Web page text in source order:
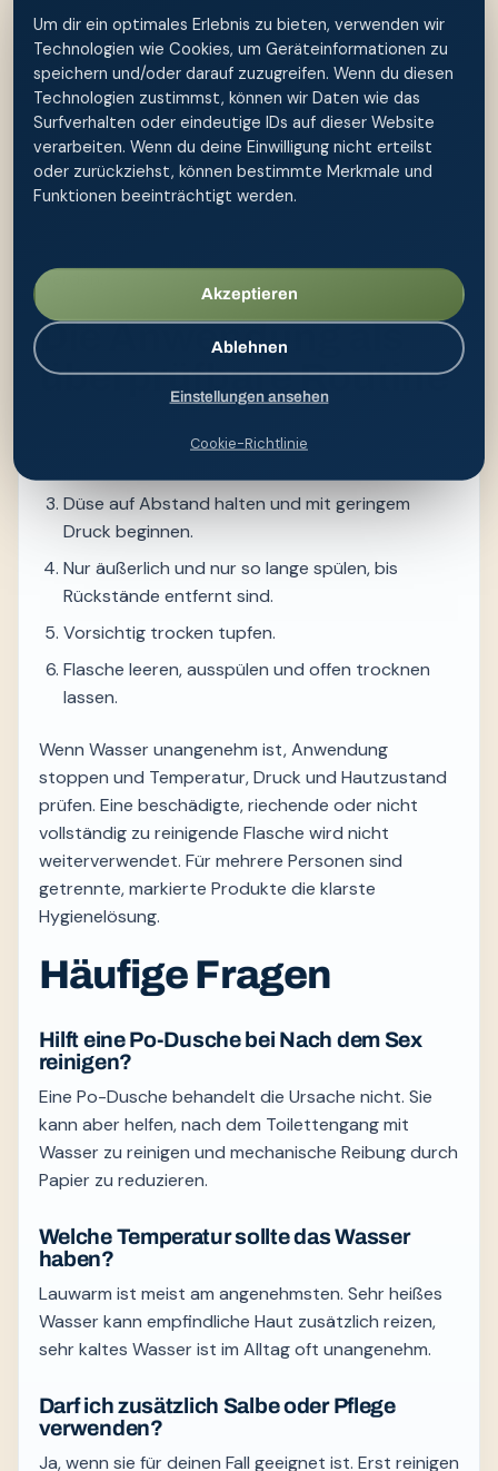
Um dir ein optimales Erlebnis zu bieten, verwenden wir
Technologien wie Cookies, um Geräteinformationen zu
speichern und/oder darauf zuzugreifen. Wenn du diesen
Technologien zustimmst, können wir Daten wie das
Surfverhalten oder eindeutige IDs auf dieser Website
verarbeiten. Wenn du deine Einwilligung nicht erteilst
oder zurückziehst, können bestimmte Merkmale und
Funktionen beeinträchtigt werden.
Akzeptieren
Ablehnen
Einstellungen ansehen
Cookie-Richtlinie
Eine Po-Dusche ist für die äußere Reinigung
gedacht. Sie ersetzt weder eine Diagnose noch
Medikamente oder Wundversorgung. Wer neue
Beschwerden bemerkt, sollte nicht mehrere
Hausmittel parallel testen, sondern Verlauf,
Auslöser und Begleitsymptome notieren.
Blut, offene Haut, starke Schmerzen, Fieber, Eiter,
werden.
Die Anwendung als
überprüfbare Routine
Düse auf Abstand halten und mit geringem
Druck beginnen.
Nur äußerlich und nur so lange spülen, bis
Rückstände entfernt sind.
Vorsichtig trocken tupfen.
Flasche leeren, ausspülen und offen trocknen
lassen.
Wenn Wasser unangenehm ist, Anwendung
stoppen und Temperatur, Druck und Hautzustand
prüfen. Eine beschädigte, riechende oder nicht
vollständig zu reinigende Flasche wird nicht
weiterverwendet. Für mehrere Personen sind
getrennte, markierte Produkte die klarste
Hygienelösung.
Häufige Fragen
Hilft eine Po-Dusche bei Nach dem Sex
reinigen?
Eine Po-Dusche behandelt die Ursache nicht. Sie
kann aber helfen, nach dem Toilettengang mit
Wasser zu reinigen und mechanische Reibung durch
Papier zu reduzieren.
Welche Temperatur sollte das Wasser
haben?
Lauwarm ist meist am angenehmsten. Sehr heißes
Wasser kann empfindliche Haut zusätzlich reizen,
sehr kaltes Wasser ist im Alltag oft unangenehm.
Darf ich zusätzlich Salbe oder Pflege
verwenden?
Ja, wenn sie für deinen Fall geeignet ist. Erst reinigen